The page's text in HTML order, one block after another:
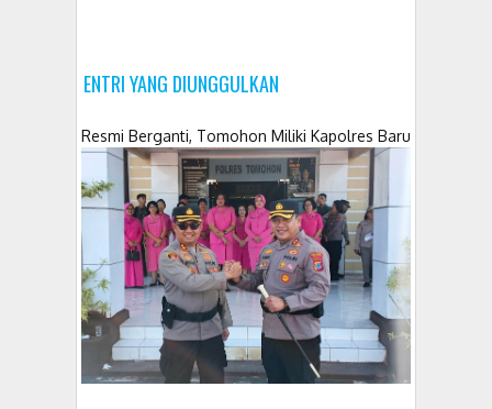
ENTRI YANG DIUNGGULKAN
Resmi Berganti, Tomohon Miliki Kapolres Baru